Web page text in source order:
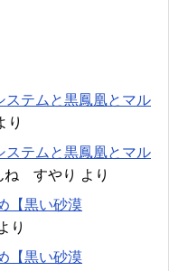
ステムと黒鳳凰とマル
り
ステムと黒鳳凰とマル
ね すやり より
【黒い砂漠
り
【黒い砂漠